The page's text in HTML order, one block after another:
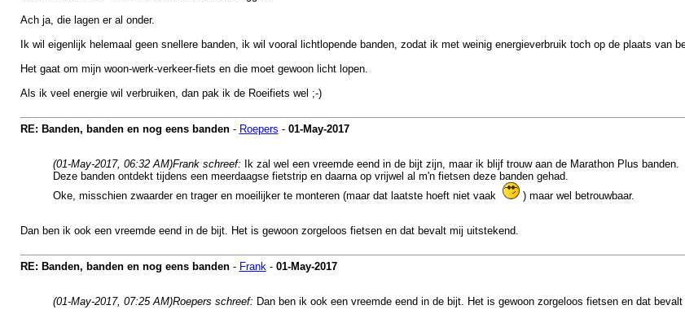
Ach ja, die lagen er al onder.
Ik wil eigenlijk helemaal geen snellere banden, ik wil vooral lichtlopende banden, zodat ik met weinig energieverbruik toch op de plaats van
Het gaat om mijn woon-werk-verkeer-fiets en die moet gewoon licht lopen.
Als ik veel energie wil verbruiken, dan pak ik de Roeifiets wel ;-)
RE: Banden, banden en nog eens banden- Roepers - 01-May-2017
(01-May-2017, 06:32 AM)Frank schreef:
Ik zal wel een vreemde eend in de bijt zijn, maar ik blijf trouw aan de Marathon Plus banden.
Deze banden ontdekt tijdens een meerdaagse fietstrip en daarna op vrijwel al m'n fietsen deze banden gehad.
Oke, misschien zwaarder en trager en moeilijker te monteren (maar dat laatste hoeft niet vaak
) maar wel betrouwbaar.
Dan ben ik ook een vreemde eend in de bijt. Het is gewoon zorgeloos fietsen en dat bevalt mij uitstekend.
RE: Banden, banden en nog eens banden- Frank- 01-May-2017
(01-May-2017, 07:25 AM)Roepers schreef: Dan ben ik ook een vreemde eend in de bijt. Het is gewoon zorgeloos fietsen en dat